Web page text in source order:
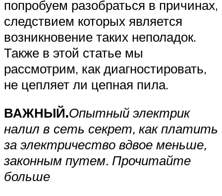
попробуем разобраться в причинах,
следствием которых является
возникновение таких неполадок.
Также в этой статье мы
рассмотрим, как диагностировать,
не цепляет ли цепная пила.
ВАЖНЫЙ.Опытный электрик
налил в сеть секрет, как платить
за электричество вдвое меньше,
законным путем. Прочитайте
больше